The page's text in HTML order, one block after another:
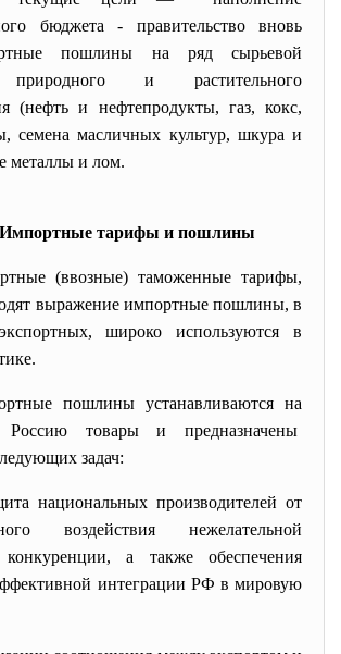
бюджета - правительство вновь
пошлины на ряд сырьевой
природного и растительного
(нефть и нефтепродукты, газ, кокс,
семена масличных культур, шкура и
металлы и лом.
Импортные тарифы и пошлины
(ввозные) таможенные тарифы,
выражение импортные пошлины, в
широко используются в
пошлины устанавливаются на
товары и предназначены
задач:
национальных производителей от
воздействия нежелательной
конкуренции, а также обеспечения
интеграции РФ в мировую